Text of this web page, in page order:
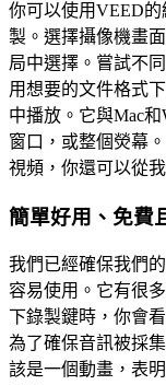
你可以使用VEED
製。選擇攝像機畫
局中選擇。嘗試不
用想要的文件格式
中播放。它與Mac
窗口，或整個熒幕
視頻，你還可以從
簡單好用、免費
我們已經確保我們
容易使用。它有很
下錄製鍵時，你會
為了確保音訊被採
該是一個動畫，表